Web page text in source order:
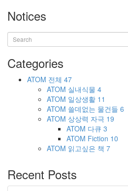
Notices
Categories
ATOM 전체 47
ATOM 실내식물 4
ATOM 일상생활 11
ATOM 쓸데없는 물건들 6
ATOM 상상력 자극 19
ATOM 다큐 3
ATOM Fiction 10
ATOM 읽고싶은 책 7
Recent Posts